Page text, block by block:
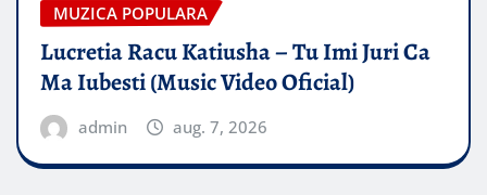
MUZICA POPULARA
Lucretia Racu Katiusha – Tu Imi Juri Ca
Ma Iubesti (Music Video Oficial)
admin aug. 7, 2026